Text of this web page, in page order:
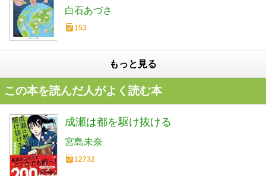
白石あづさ
153
もっと見る
この本を読んだ人がよく読む本
成瀬は都を駆け抜ける
宮島未奈
12732